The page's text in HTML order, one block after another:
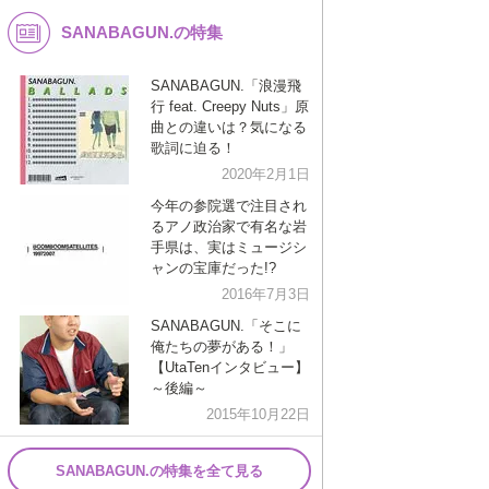
K-POP 演歌・歌謡
バンド 洋楽
VTuber ディズニー
SANABAGUN.の特集
SANABAGUN.「浪漫飛
行 feat. Creepy Nuts」原
曲との違いは？気になる
歌詞に迫る！
2020年2月1日
今年の参院選で注目され
るアノ政治家で有名な岩
手県は、実はミュージシ
ャンの宝庫だった!?
2016年7月3日
SANABAGUN.「そこに
俺たちの夢がある！」
【UtaTenインタビュー】
～後編～
2015年10月22日
SANABAGUN.の特集を全て見る